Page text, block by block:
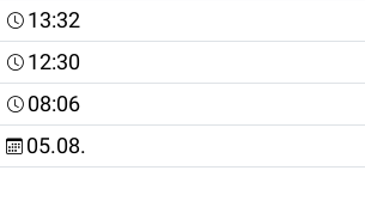
13:32
12:30
08:06
05.08.